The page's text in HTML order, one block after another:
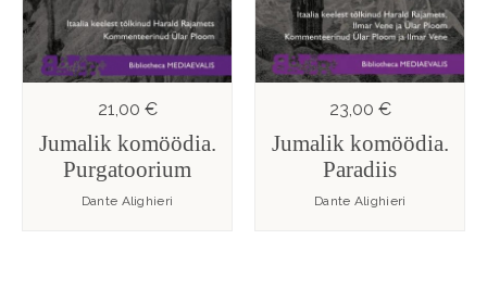
21,00 €
Jumalik komöödia.
Purgatoorium
Dante Alighieri
23,00 €
Jumalik komöödia.
Paradiis
Dante Alighieri